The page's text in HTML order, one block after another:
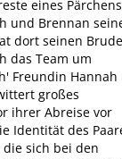
eines Pärchens
und Brennan
dort seinen
das Team um
Freundin Hannah
großes
ihrer Abreise vor
Identität des
sich bei den